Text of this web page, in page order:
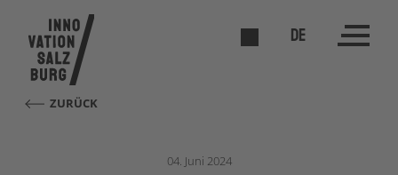
DE
ZURÜCK
04. Juni 2024